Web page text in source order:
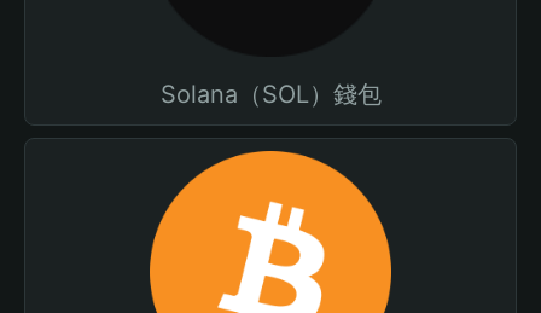
Solana（SOL）錢包